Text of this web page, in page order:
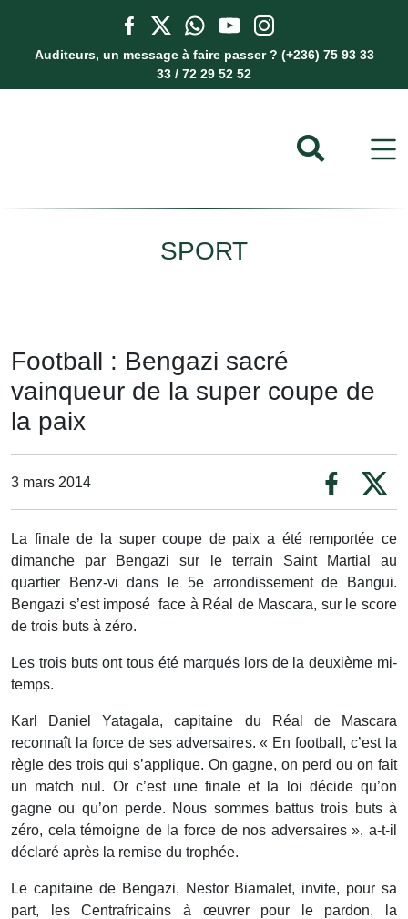
Auditeurs, un message à faire passer ? (+236) 75 93 33
33 / 72 29 52 52
SPORT
Football : Bengazi sacré
vainqueur de la super coupe de
la paix
3 mars 2014
La finale de la super coupe de paix a été remportée ce
dimanche par Bengazi sur le terrain Saint Martial au
quartier Benz-vi dans le 5e arrondissement de Bangui.
Bengazi s’est imposé face à Réal de Mascara, sur le score
de trois buts à zéro.
Les trois buts ont tous été marqués lors de la deuxième mi-
temps.
Karl Daniel Yatagala, capitaine du Réal de Mascara
reconnaît la force de ses adversaires. « En football, c’est la
règle des trois qui s’applique. On gagne, on perd ou on fait
un match nul. Or c’est une finale et la loi décide qu’on
gagne ou qu’on perde. Nous sommes battus trois buts à
zéro, cela témoigne de la force de nos adversaires », a-t-il
déclaré après la remise du trophée.
Le capitaine de Bengazi, Nestor Biamalet, invite, pour sa
part, les Centrafricains à œuvrer pour le pardon, la